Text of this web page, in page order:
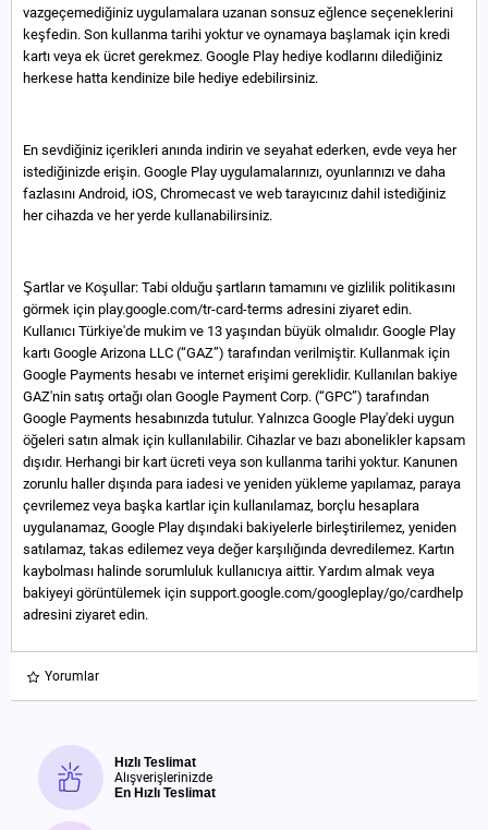
vazgeçemediğiniz uygulamalara uzanan sonsuz eğlence seçeneklerini
keşfedin. Son kullanma tarihi yoktur ve oynamaya başlamak için kredi
kartı veya ek ücret gerekmez. Google Play hediye kodlarını dilediğiniz
herkese hatta kendinize bile hediye edebilirsiniz.
En sevdiğiniz içerikleri anında indirin ve seyahat ederken, evde veya her
istediğinizde erişin. Google Play uygulamalarınızı, oyunlarınızı ve daha
fazlasını Android, iOS, Chromecast ve web tarayıcınız dahil istediğiniz
her cihazda ve her yerde kullanabilirsiniz.
Şartlar ve Koşullar: Tabi olduğu şartların tamamını ve gizlilik politikasını
görmek için play.google.com/tr-card-terms adresini ziyaret edin.
Kullanıcı Türkiye'de mukim ve 13 yaşından büyük olmalıdır. Google Play
kartı Google Arizona LLC (“GAZ”) tarafından verilmiştir. Kullanmak için
Google Payments hesabı ve internet erişimi gereklidir. Kullanılan bakiye
GAZ'nin satış ortağı olan Google Payment Corp. (“GPC”) tarafından
Google Payments hesabınızda tutulur. Yalnızca Google Play'deki uygun
öğeleri satın almak için kullanılabilir. Cihazlar ve bazı abonelikler kapsam
dışıdır. Herhangi bir kart ücreti veya son kullanma tarihi yoktur. Kanunen
zorunlu haller dışında para iadesi ve yeniden yükleme yapılamaz, paraya
çevrilemez veya başka kartlar için kullanılamaz, borçlu hesaplara
uygulanamaz, Google Play dışındaki bakiyelerle birleştirilemez, yeniden
satılamaz, takas edilemez veya değer karşılığında devredilemez. Kartın
kaybolması halinde sorumluluk kullanıcıya aittir. Yardım almak veya
bakiyeyi görüntülemek için support.google.com/googleplay/go/cardhelp
adresini ziyaret edin.
Yorumlar
Hızlı Teslimat
Alışverişlerinizde
En Hızlı Teslimat